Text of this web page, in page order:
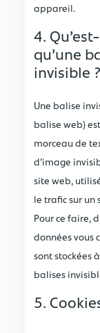
appareil.
4.
qu’une
invisible ?
Une balise
balise web)
morceau de
d’image
site web,
le trafic sur un
Pour ce faire,
données vous
sont stockées
balises
5.